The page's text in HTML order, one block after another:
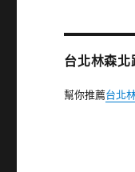
台北林森北
幫你推薦台北